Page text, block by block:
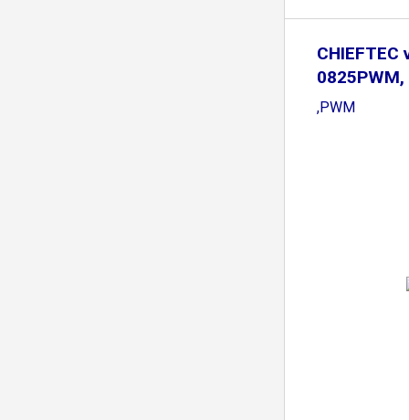
CHIEFTEC
mm
,PWM